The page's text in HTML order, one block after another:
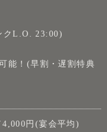
L.O. 23:00)
能！(早割・遅割特典
円(宴会平均)